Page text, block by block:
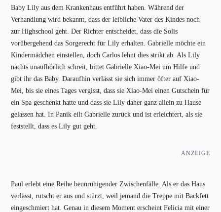
Baby Lily aus dem Krankenhaus entführt haben. Während der
Verhandlung wird bekannt, dass der leibliche Vater des Kindes noch
zur Highschool geht. Der Richter entscheidet, dass die Solis
vorübergehend das Sorgerecht für Lily erhalten. Gabrielle möchte ein
Kindermädchen einstellen, doch Carlos lehnt dies strikt ab. Als Lily
nachts unaufhörlich schreit, bittet Gabrielle Xiao-Mei um Hilfe und
gibt ihr das Baby. Daraufhin verlässt sie sich immer öfter auf Xiao-
Mei, bis sie eines Tages vergisst, dass sie Xiao-Mei einen Gutschein für
ein Spa geschenkt hatte und dass sie Lily daher ganz allein zu Hause
gelassen hat. In Panik eilt Gabrielle zurück und ist erleichtert, als sie
feststellt, dass es Lily gut geht.
ANZEIGE
Paul erlebt eine Reihe beunruhigender Zwischenfälle. Als er das Haus
verlässt, rutscht er aus und stürzt, weil jemand die Treppe mit Backfett
eingeschmiert hat. Genau in diesem Moment erscheint Felicia mit einer